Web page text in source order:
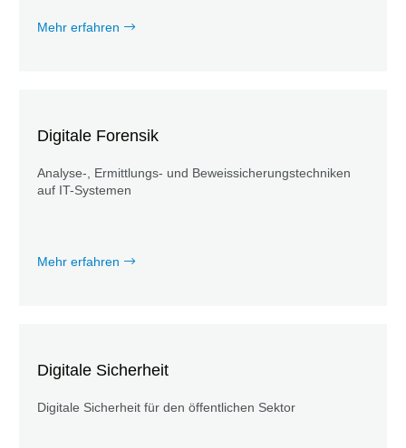
Mehr erfahren
Digitale Forensik
Analyse-, Ermittlungs- und Beweissicherungstechniken
auf IT-Systemen
Mehr erfahren
Digitale Sicherheit
Digitale Sicherheit für den öffentlichen Sektor